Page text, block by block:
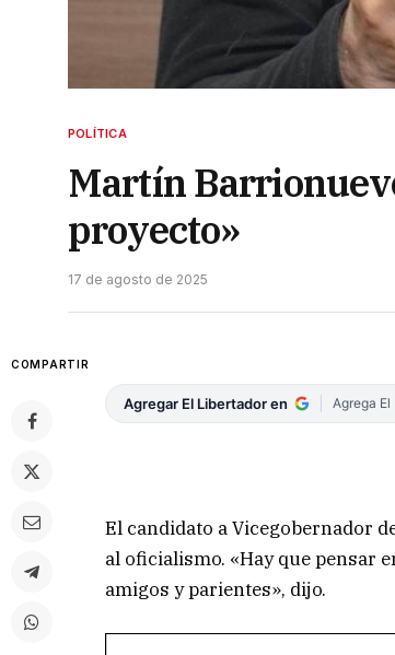
POLÍTICA
Martín
proyecto»
17 de agosto de 2025
COMPARTIR
Agregar El Libertador en Agrega
El candidato a Vicegobernador
al oficialismo. «Hay que pensar
amigos y parientes», dijo.